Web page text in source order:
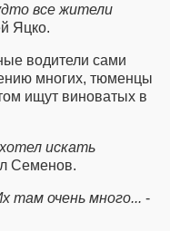
все жители
Яцко.
водители сами
многих, тюменцы
ищут виноватых в
искать
Семенов.
там очень много... -